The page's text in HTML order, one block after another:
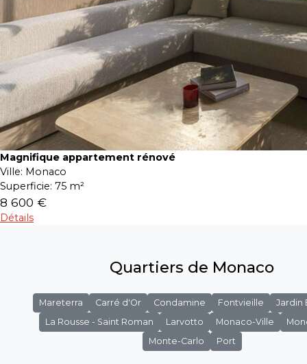
Magnifique appartement rénové
Ville: Monaco
Superficie: 75 m²
8 600 €
Détails
Quartiers de Monaco
Mareterra Carré d'Or Condamine Fontvieille
Jardin
La Rousse - Saint Roman
Larvotto Monaco-Ville
Monte-Carlo
Port